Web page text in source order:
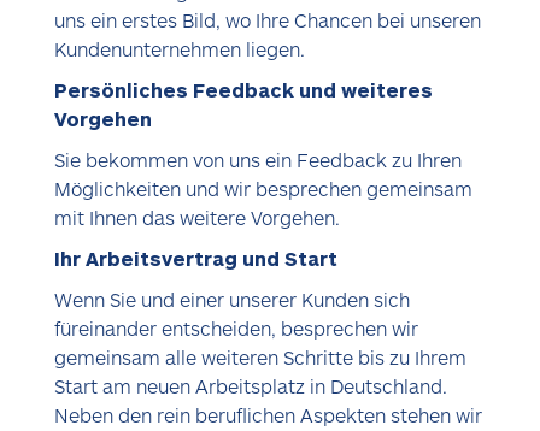
uns ein erstes Bild, wo Ihre Chancen bei unseren
Kundenunternehmen liegen.
Persönliches Feedback und weiteres
Vorgehen
Sie bekommen von uns ein Feedback zu Ihren
Möglichkeiten und wir besprechen gemeinsam
mit Ihnen das weitere Vorgehen.
Ihr Arbeitsvertrag und Start
Wenn Sie und einer unserer Kunden sich
füreinander entscheiden, besprechen wir
gemeinsam alle weiteren Schritte bis zu Ihrem
Start am neuen Arbeitsplatz in Deutschland.
Neben den rein beruflichen Aspekten stehen wir